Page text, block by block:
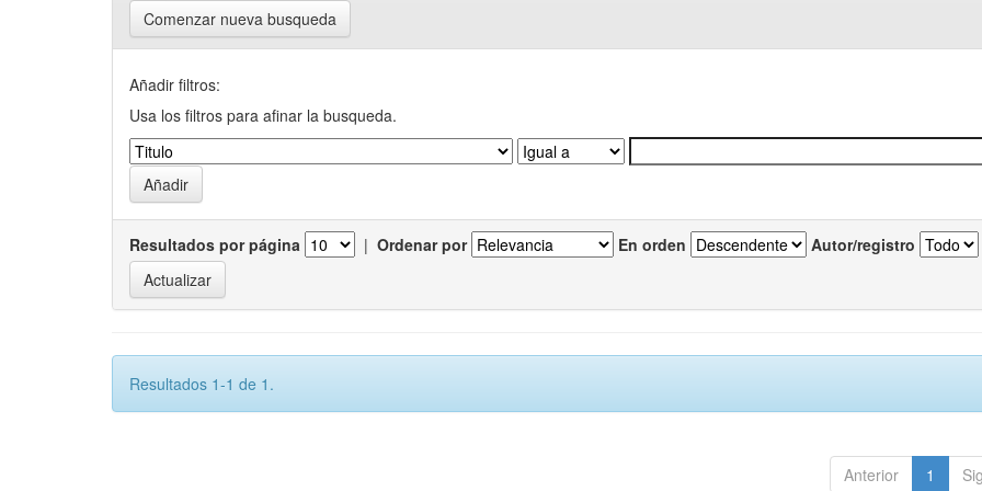
Comenzar nueva busqueda
Añadir filtros:
Usa los filtros para afinar la busqueda.
Resultados por página | Ordenar por En orden Autor/registro
Resultados 1-1 de 1.
Anterior 1